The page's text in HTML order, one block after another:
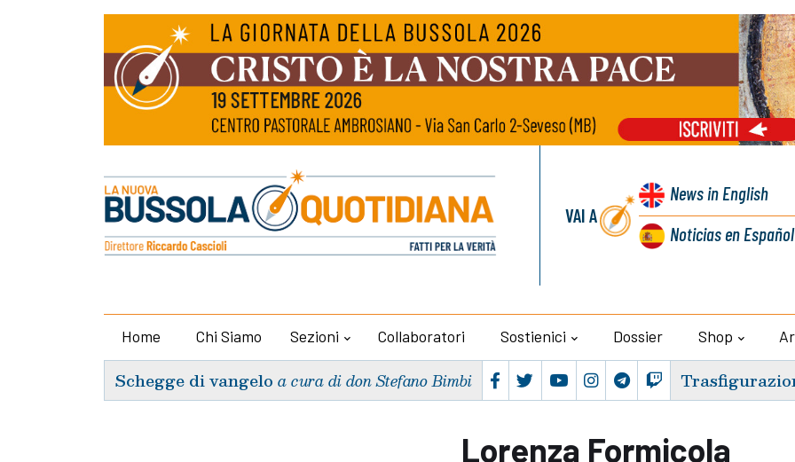
VAI A
Newsin English
Noticiasen Español
Home Chi Siamo Sezioni Collaboratori Sostienici Dossier Shop
Schegge di vangelo a cura di don Stefano Bimbi
Lorenza Formicola